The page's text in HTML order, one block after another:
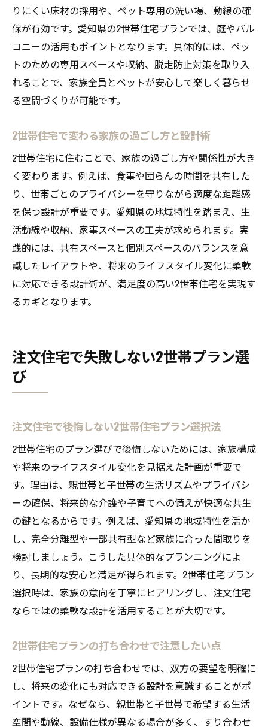
りにくい床材の採用や、ペット専用の洗い場、動線の確
保が有効です。愛知県の2世帯住宅プランでは、庭やバル
コニーの活用もポイントとなります。具体的には、ペッ
トのための専用スペースや収納、脱走防止対策を取り入
れることで、家族全員とペットが安心して楽しく暮らせ
る空間づくりが可能です。
2世帯住宅で変わる家族の過ごし方と設計術
2世帯住宅に住むことで、家族の過ごし方や関係性が大き
く変わります。例えば、食事や団らんの時間を共有した
り、世帯ごとのプライバシーを守りながら適度な距離感
を保つ設計が重要です。愛知県の地域特性を踏まえ、生
活動線や収納、家事スペースの工夫が求められます。実
践的には、共有スペースと個別スペースのバランスを意
識したレイアウトや、将来のライフスタイル変化に柔軟
に対応できる設計術が、満足度の高い2世帯住宅を実現す
るカギとなります。
注文住宅で失敗しない2世帯プラン選
び
注文住宅で後悔しない2世帯住宅プラン選択法
2世帯住宅のプラン選びで後悔しないためには、家族構成
や将来のライフスタイル変化を見据えた計画が重要で
す。理由は、親世帯と子世帯の生活リズムやプライバシ
ーの確保、将来的な介護や子育てへの備えが快適な共生
の鍵となるからです。例えば、愛知県の地域特性を活か
し、完全分離型や一部共有型など家族に合った間取りを
検討しましょう。こうした具体的なプランニングによ
り、長期的な安心と満足が得られます。2世帯住宅プラン
選択時は、家族の意向を丁寧にヒアリングし、注文住宅
ならではの柔軟な設計を活用することが大切です。
2世帯住宅プランの打ち合わせで注意したい点
2世帯住宅プランの打ち合わせでは、双方の要望を明確に
し、将来の変化にも対応できる設計を意識することがポ
イントです。なぜなら、親世帯と子世帯で希望する生活
空間や動線、設備仕様が異なる場合が多く、すり合わせ